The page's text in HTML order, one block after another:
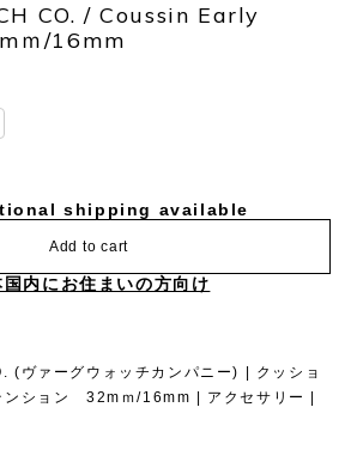
CO. / Coussin Early
ｍ/16mm
shipping available
Add to cart
国内にお住まいの方向け
(ヴァーグウォッチカンパニー) | クッショ
ンション 32mｍ/16mm | アクセサリー |